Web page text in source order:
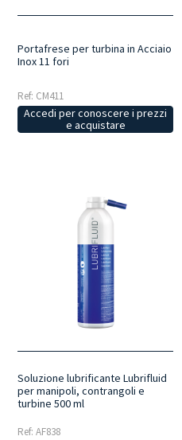
Portafrese per turbina in Acciaio
Inox 11 fori
Ref: CM411
Accedi per conoscere i prezzi
e acquistare
Soluzione lubrificante Lubrifluid
per manipoli, contrangoli e
turbine 500 ml
Ref: AF838